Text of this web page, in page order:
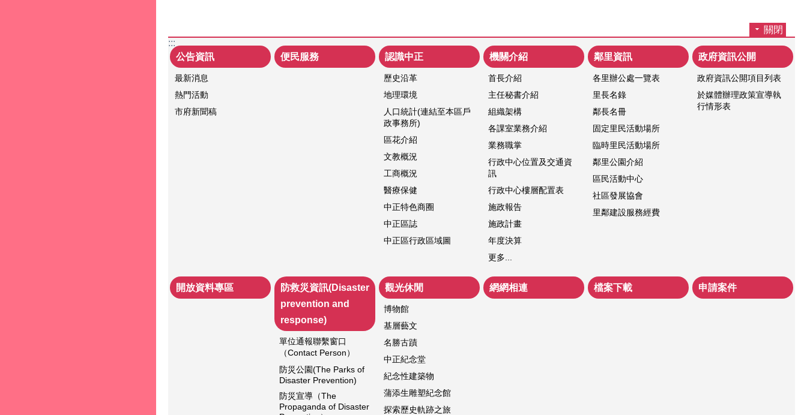
關閉
:::
公告資訊
最新消息
熱門活動
市府新聞稿
便民服務 認識中正
歷史沿革
地理環境
人口統計(連結至本區戶
政事務所)
區花介紹
文教概況
工商概況
醫療保健
中正特色商圈
中正區誌
中正區行政區域圖
機關介紹
首長介紹
主任秘書介紹
組織架構
各課室業務介紹
業務職掌
行政中心位置及交通資
訊
行政中心樓層配置表
施政報告
施政計畫
年度決算
更多...
鄰里資訊
各里辦公處一覽表
里長名錄
鄰長名冊
固定里民活動場所
臨時里民活動場所
鄰里公園介紹
區民活動中心
社區發展協會
里鄰建設服務經費
政府資訊公開
政府資訊公開項目列表
於媒體辦理政策宣導執
行情形表
開放資料專區
防救災資訊(Disaster
prevention and
response)
單位通報聯繫窗口
（Contact Person）
防災公園(The Parks of
Disaster Prevention)
防災宣導（The
Propaganda of Disaster
觀光休閒
博物館
基層藝文
名勝古蹟
中正紀念堂
紀念性建築物
蒲添生雕塑紀念館
探索歷史軌跡之旅
網網相連 檔案下載 申請案件